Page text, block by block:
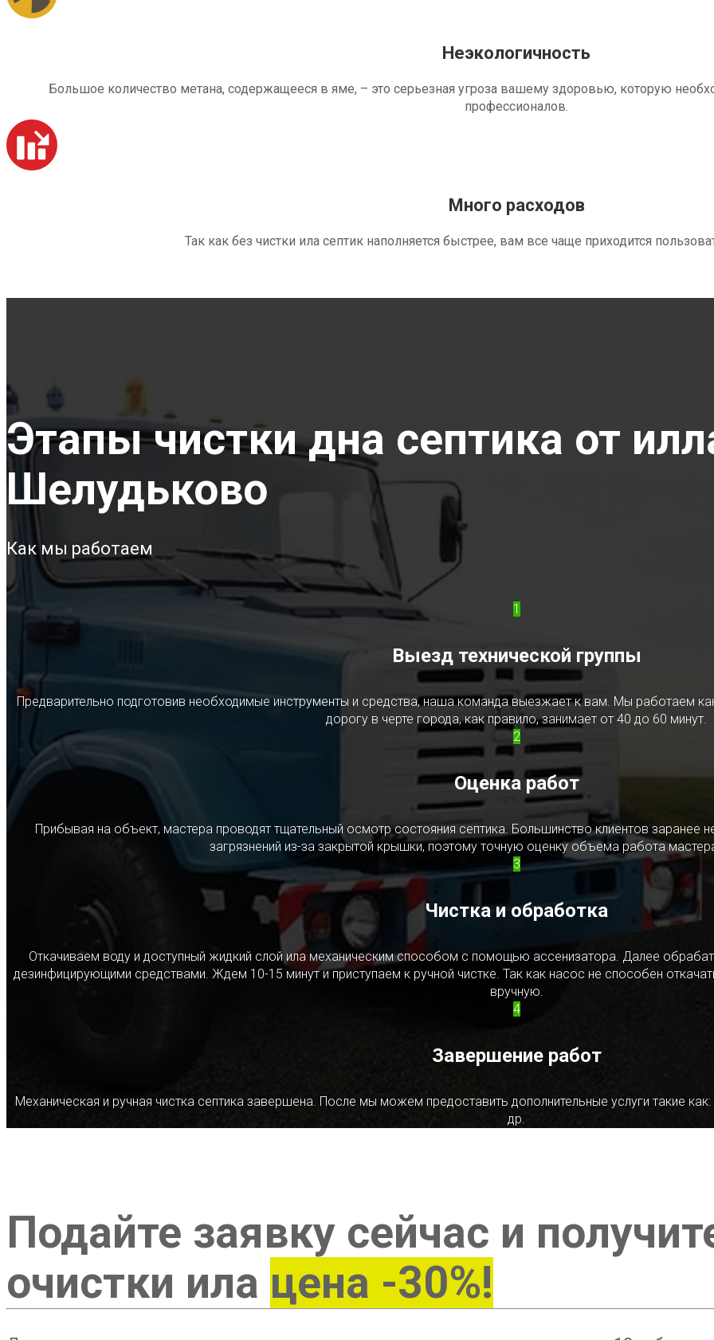
Неэкологичность
Большое количество метана, содержащееся в яме, – это серьезная угроза вашему здоровью, которую
профессионалов.
Много расходов
Так как без чистки ила септик наполняется быстрее, вам все чаще приходится
Этапы чистки дна септика от
Шелудьково
Как мы работаем
1
Выезд технической группы
Предварительно подготовив необходимые инструменты и средства, наша команда выезжает к вам. Мы работаем
дорогу в черте города, как правило, занимает от 40 до 60 минут.
2
Оценка работ
Прибывая на объект, мастера проводят тщательный осмотр состояния септика. Большинство клиентов заранее
загрязнений из-за закрытой крышки, поэтому точную оценку объема работа
3
Чистка и обработка
Откачиваем воду и доступный жидкий слой ила механическим способом с помощью ассенизатора. Далее
дезинфицирующими средствами. Ждем 10-15 минут и приступаем к ручной чистке. Так как насос не способен
вручную.
4
Завершение работ
Механическая и ручная чистка септика завершена. После мы можем предоставить дополнительные услуги такие
др.
Подайте заявку сейчас и
очистки ила цена -30%!